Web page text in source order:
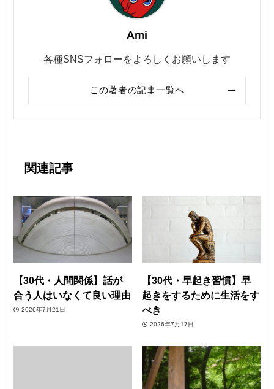
Ami
各種SNSフォローをよろしくお願いします
この著者の記事一覧へ
関連記事
【30代・人間関係】話が
合う人はいなくて良い理由
2026年7月21日
【30代・早起き習慣】早
起きをするために生活をす
べき
2026年7月17日